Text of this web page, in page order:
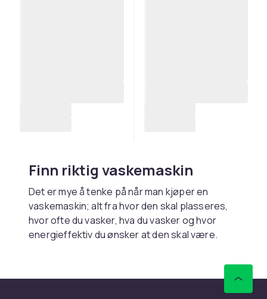
Finn riktig vaskemaskin
Det er mye å tenke på når man kjøper en
vaskemaskin; alt fra hvor den skal plasseres,
hvor ofte du vasker, hva du vasker og hvor
energieffektiv du ønsker at den skal være.
eller som en del av en søyle med vaskemaskin
og tørketrommel stablet oppå hverandre, er
det lurt å først måle plassen der maskinen skal